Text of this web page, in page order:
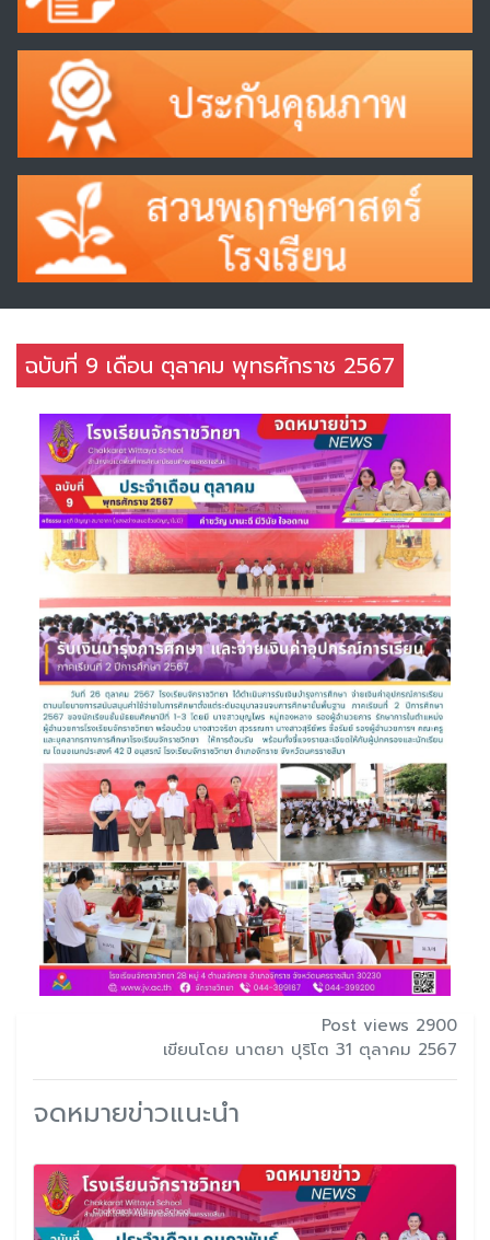
ฉบับที่ 9 เดือน ตุลาคม พุทธศักราช 2567
Post views 2900
เขียนโดย นาตยา ปุริโต 31 ตุลาคม 2567
จดหมายข่าวแนะนำ